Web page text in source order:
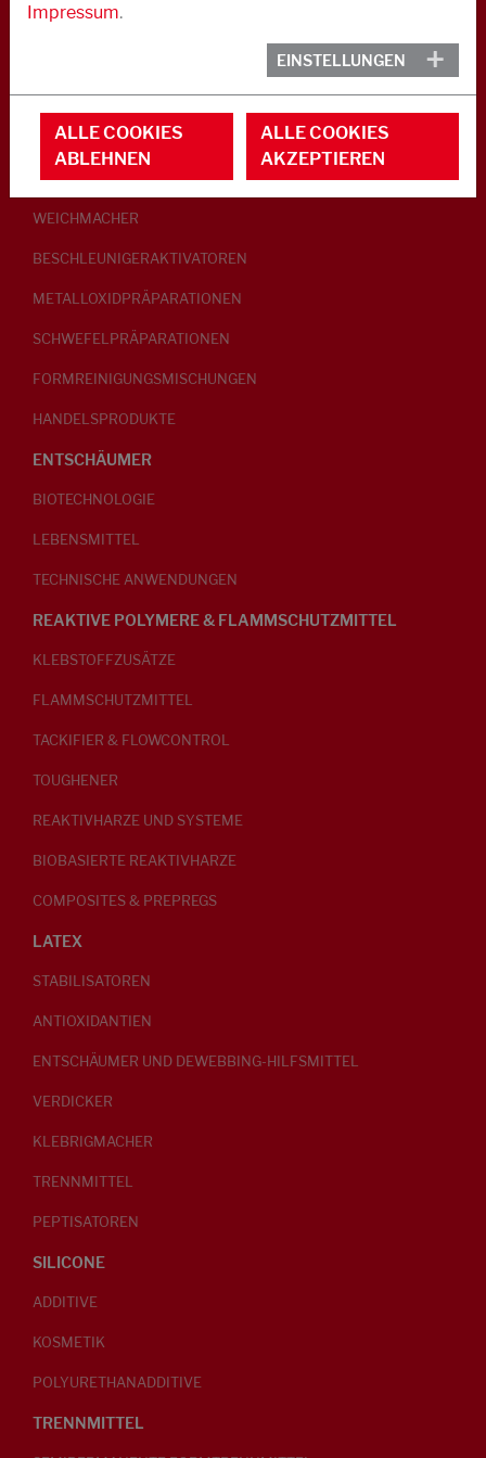
GLEITMITTEL
PEPTISATOREN
KLEBRIGMACHER / HOMOGENISATOREN
WEICHMACHER
BESCHLEUNIGERAKTIVATOREN
METALLOXIDPRÄPARATIONEN
SCHWEFELPRÄPARATIONEN
FORMREINIGUNGSMISCHUNGEN
HANDELSPRODUKTE
ENTSCHÄUMER
BIOTECHNOLOGIE
LEBENSMITTEL
TECHNISCHE ANWENDUNGEN
REAKTIVE POLYMERE & FLAMMSCHUTZMITTEL
KLEBSTOFFZUSÄTZE
FLAMMSCHUTZMITTEL
TACKIFIER & FLOWCONTROL
TOUGHENER
REAKTIVHARZE UND SYSTEME
BIOBASIERTE REAKTIVHARZE
COMPOSITES & PREPREGS
LATEX
STABILISATOREN
ANTIOXIDANTIEN
ENTSCHÄUMER UND DEWEBBING-HILFSMITTEL
VERDICKER
KLEBRIGMACHER
TRENNMITTEL
PEPTISATOREN
SILICONE
ADDITIVE
KOSMETIK
POLYURETHANADDITIVE
TRENNMITTEL
Impressum.
EINSTELLUNGEN
ALLE COOKIES
ABLEHNEN
ALLE COOKIES
AKZEPTIEREN